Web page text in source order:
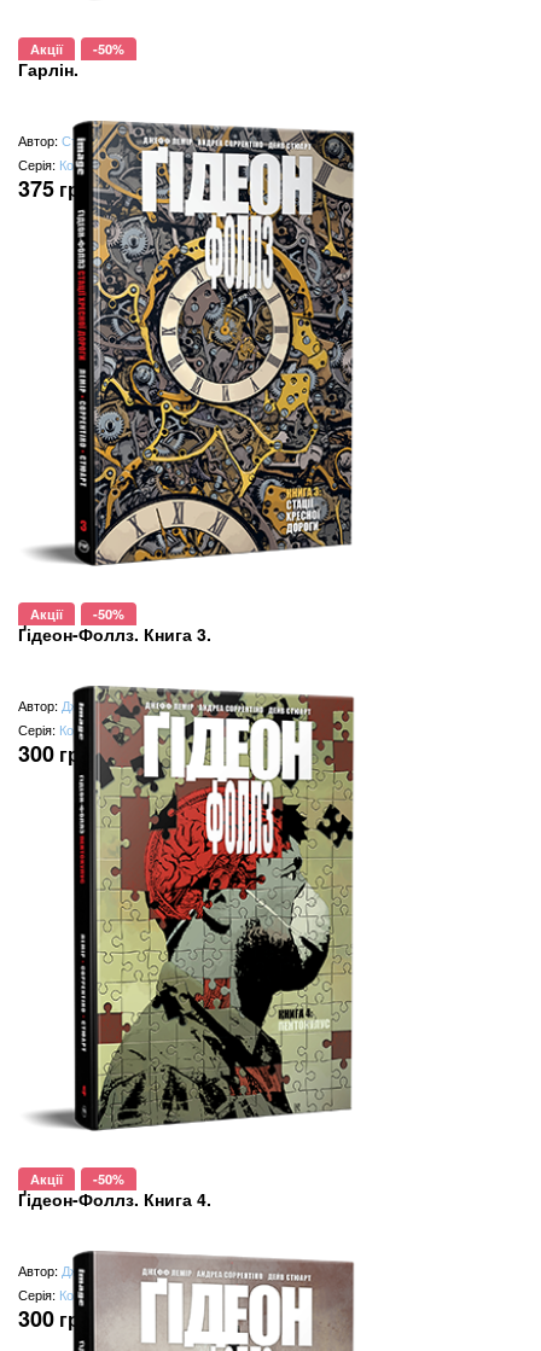
Гарлін.
Автор:Стьєпан Шеїч
Серія: Комікси DC та Vertigo
375 грн (замість750 грн )
Акції -50%
Ґідеон-Фоллз. Книга 3.
Автор: Джефф Лемір
Серія: Комікси Image
300 грн (замість600 грн
Акції -50%
Ґідеон-Фоллз. Книга 4.
Автор: Джефф Лемір
Серія: Комікси Image
300 грн (замість 600 грн
Акції -50%